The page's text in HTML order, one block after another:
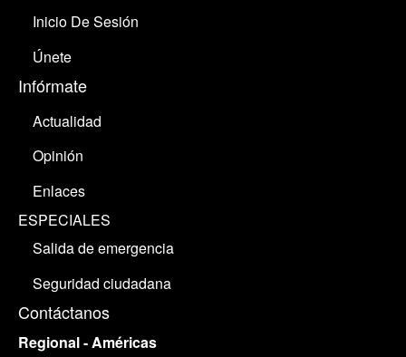
Inicio De Sesión
Únete
Infórmate
Actualidad
Opinión
Enlaces
ESPECIALES
Salida de emergencia
Seguridad ciudadana
Contáctanos
Regional - Américas